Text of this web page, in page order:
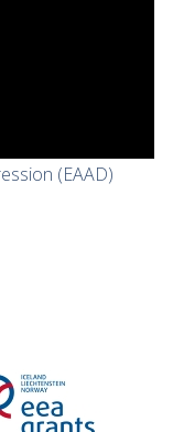
(EAAD)